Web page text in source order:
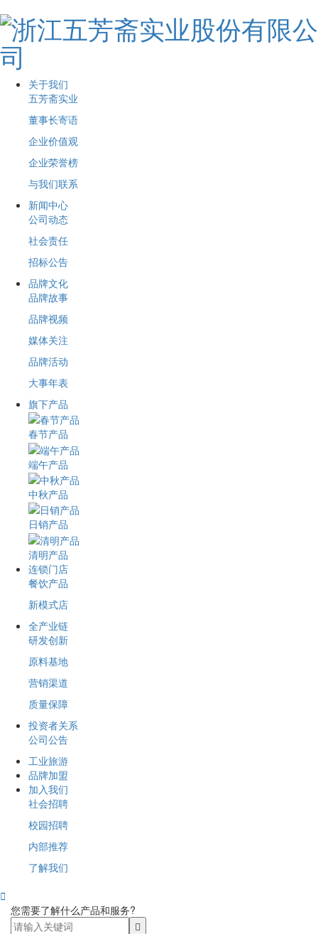
关于我们
五芳斋实业
董事长寄语
企业价值观
企业荣誉榜
与我们联系
新闻中心
公司动态
社会责任
招标公告
品牌文化
品牌故事
品牌视频
媒体关注
品牌活动
大事年表
旗下产品
春节产品
端午产品
中秋产品
日销产品
清明产品
连锁门店
餐饮产品
新模式店
全产业链
研发创新
原料基地
营销渠道
质量保障
投资者关系
公司公告
工业旅游
品牌加盟
加入我们
社会招聘
校园招聘
内部推荐
了解我们

您需要了解什么产品和服务?